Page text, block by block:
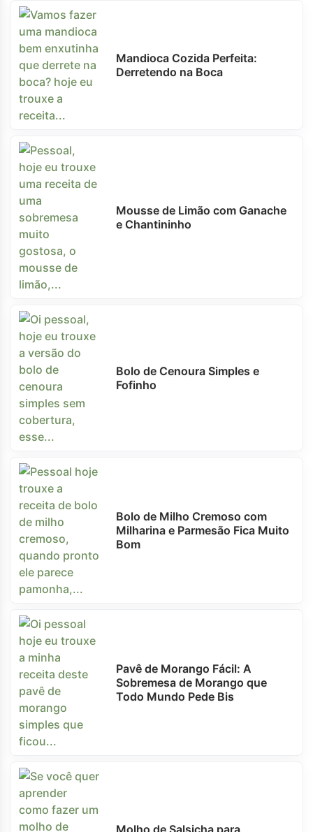
Mandioca Cozida Perfeita:
Derretendo na Boca
Mousse de Limão com Ganache
e Chantininho
Bolo de Cenoura Simples e
Fofinho
Bolo de Milho Cremoso com
Milharina e Parmesão Fica Muito
Bom
Pavê de Morango Fácil: A
Sobremesa de Morango que
Todo Mundo Pede Bis